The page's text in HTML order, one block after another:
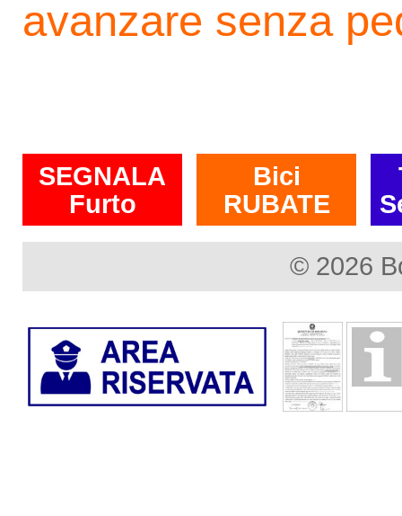
avanzare senza
SEGNALA
Furto
Bici
RUBATE
© 2026